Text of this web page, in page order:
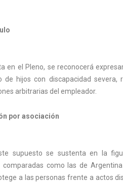
en el Pleno, se reconocerá
de hijos con discapacidad
arbitrarias del empleador.
por asociación
supuesto se sustenta en la
comparadas como las de
a las personas frente a actos